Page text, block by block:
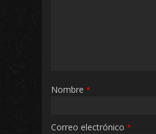
Nombre *
Correo electrónico *